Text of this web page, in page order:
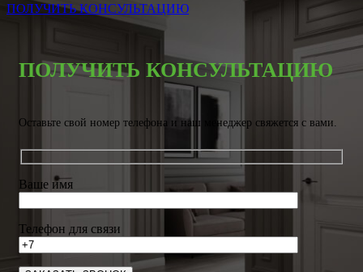
ПОЛУЧИТЬ КОНСУЛЬТАЦИЮ
ПОЛУЧИТЬ КОНСУЛЬТАЦИЮ
Оставьте свой номер телефона и наш менеджер свяжется с вами.
Ваше имя
Телефон для связи